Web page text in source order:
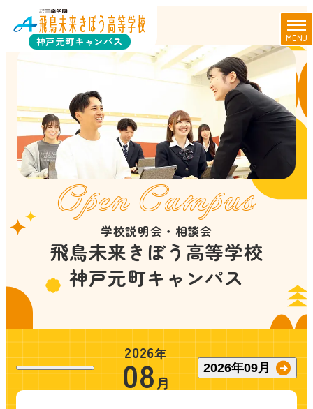
神戸元町キャンパス MENU
Open Campus
学校説明会・相談会
飛鳥未来きぼう高等学校
神戸元町キャンパス
2026年
08月
2026年09月